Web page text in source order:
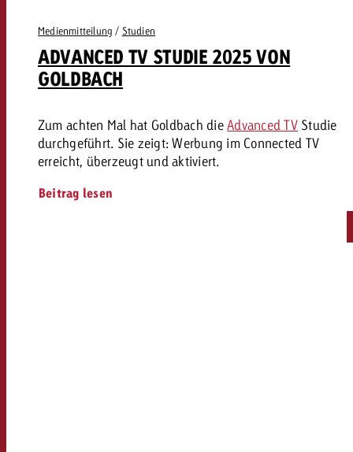
Medienmitteilung / Studien
ADVANCED TV STUDIE 2025 VON
GOLDBACH
Zum achten Mal hat Goldbach dieAdvanced TVStudie
durchgeführt. Sie zeigt: Werbung im Connected TV
erreicht, überzeugt und aktiviert.
Beitrag lesen